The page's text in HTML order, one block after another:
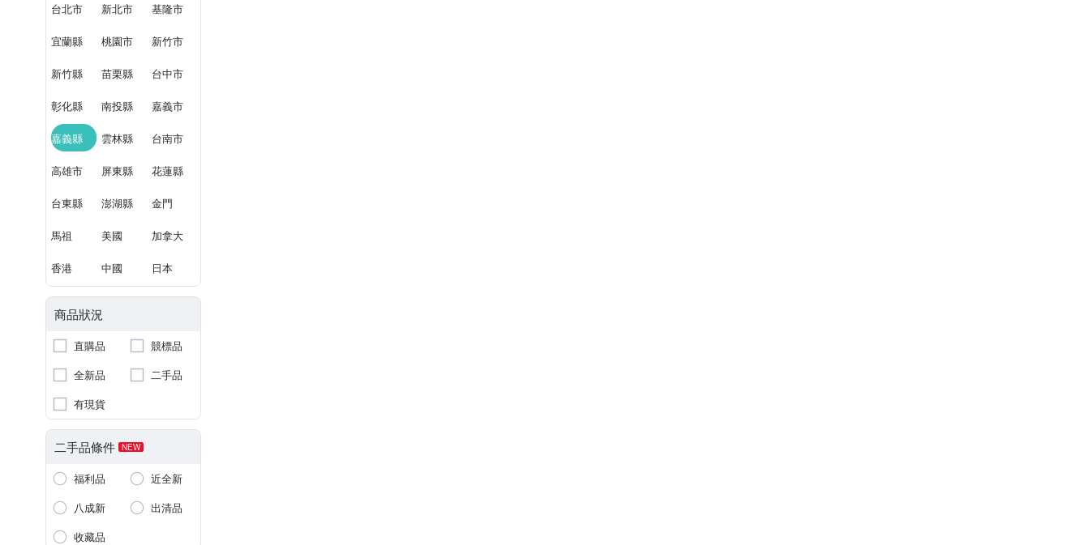
台北市 新北市 基隆市
宜蘭縣 桃園市 新竹市
新竹縣 苗栗縣 台中市
彰化縣 南投縣 嘉義市
嘉義縣 雲林縣 台南市
高雄市 屏東縣 花蓮縣
台東縣 澎湖縣 金門
馬祖 美國 加拿大
香港 中國 日本
商品狀況
直購品
競標品
全新品
二手品
有現貨
二手品條件 NEW
福利品
近全新
八成新
出清品
收藏品